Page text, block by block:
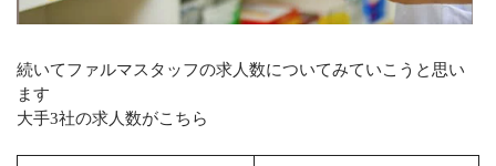
続いてファルマスタッフの求人数についてみていこうと思い
ます
大手3社の求人数がこちら